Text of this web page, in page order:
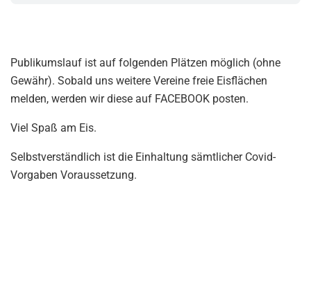
Publikumslauf ist auf folgenden Plätzen möglich (ohne
Gewähr). Sobald uns weitere Vereine freie Eisflächen
melden, werden wir diese auf FACEBOOK posten.
Viel Spaß am Eis.
Selbstverständlich ist die Einhaltung sämtlicher Covid-
Vorgaben Voraussetzung.